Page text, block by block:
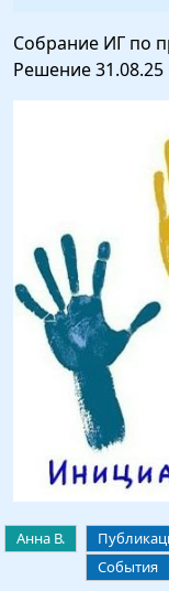
Собрание ИГ по
Решение 31.08.25
Анна В.
События